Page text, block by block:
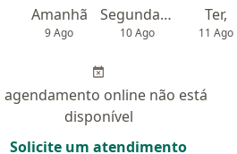
Amanhã
9 Ago
Segunda-feira
10 Ago
Ter,
11 Ago
agendamento online não está
disponível
Solicite um atendimento